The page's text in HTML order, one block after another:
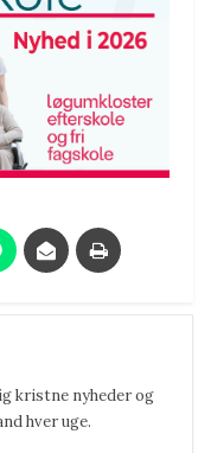
kristne nyheder og
hver uge.